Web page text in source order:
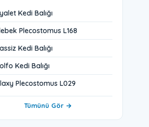
Kedi Balığı
Plecostomus L168
Kedi Balığı
Kedi Balığı
Plecostomus L029
Tümünü Gör →